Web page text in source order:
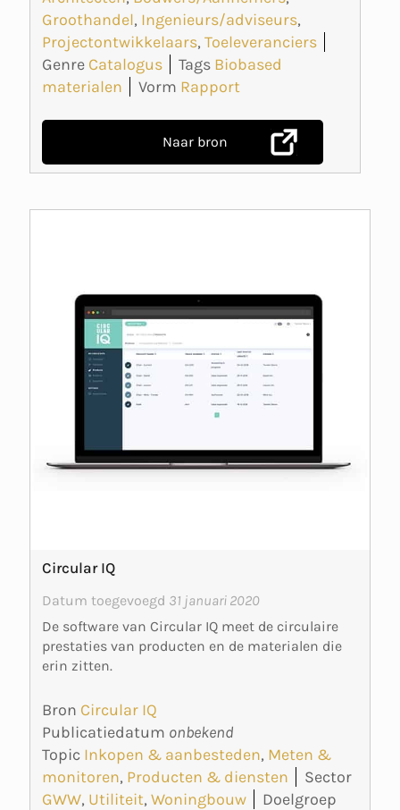
Groothandel, Ingenieurs/adviseurs,
Projectontwikkelaars, Toeleveranciers
Genre Catalogus Tags Biobased
materialen
Vorm Rapport
Naar bron
Circular IQ
Datum toegevoegd 31 januari 2020
De software van Circular IQ meet de circulaire
prestaties van producten en de materialen die
erin zitten.
Bron Circular IQ
Publicatiedatum onbekend
Topic Inkopen & aanbesteden, Meten &
monitoren, Producten & diensten
Sector
GWW, Utiliteit, Woningbouw
Doelgroep